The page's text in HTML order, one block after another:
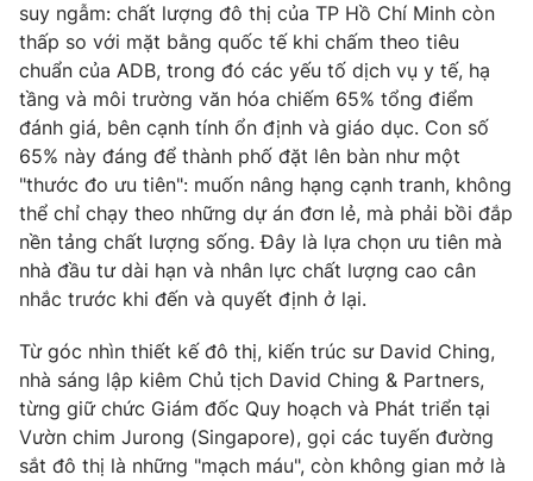
Liên hệ quảng cáo:024-7300.7108
® Cấm sao chép dưới mọi hình thức nếu không có sự chấp
thuận bằng văn bản. Ghi rõ nguồn VTV.vn khi phát hành lại
thông tin từ website này.
suy ngẫm: chất lượng đô thị của TP Hồ Chí Minh còn
thấp so với mặt bằng quốc tế khi chấm theo tiêu
chuẩn của ADB, trong đó các yếu tố dịch vụ y tế, hạ
tầng và môi trường văn hóa chiếm 65% tổng điểm
đánh giá, bên cạnh tính ổn định và giáo dục. Con số
65% này đáng để thành phố đặt lên bàn như một
"thước đo ưu tiên": muốn nâng hạng cạnh tranh, không
thể chỉ chạy theo những dự án đơn lẻ, mà phải bồi đắp
nền tảng chất lượng sống. Đây là lựa chọn ưu tiên mà
nhà đầu tư dài hạn và nhân lực chất lượng cao cân
nhắc trước khi đến và quyết định ở lại.
Từ góc nhìn thiết kế đô thị, kiến trúc sư David Ching,
nhà sáng lập kiêm Chủ tịch David Ching & Partners,
từng giữ chức Giám đốc Quy hoạch và Phát triển tại
Vườn chim Jurong (Singapore), gọi các tuyến đường
sắt đô thị là những "mạch máu", còn không gian mở là